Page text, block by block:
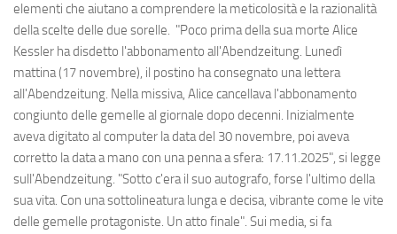
elementi che aiutano a comprendere la meticolosità e la razionalità
della scelte delle due sorelle. "Poco prima della sua morte Alice
Kessler ha disdetto l'abbonamento all'Abendzeitung. Lunedì
mattina (17 novembre), il postino ha consegnato una lettera
all'Abendzeitung. Nella missiva, Alice cancellava l'abbonamento
congiunto delle gemelle al giornale dopo decenni. Inizialmente
aveva digitato al computer la data del 30 novembre, poi aveva
corretto la data a mano con una penna a sfera: 17.11.2025", si legge
sull'Abendzeitung. "Sotto c'era il suo autografo, forse l'ultimo della
sua vita. Con una sottolineatura lunga e decisa, vibrante come le vite
delle gemelle protagoniste. Un atto finale". Sui media, si fa